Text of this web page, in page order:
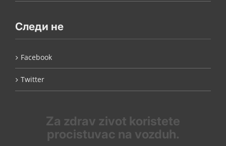
Следи не
Facebook
Twitter
Za zdrav zivot koristete
procistuvac na vozduh.